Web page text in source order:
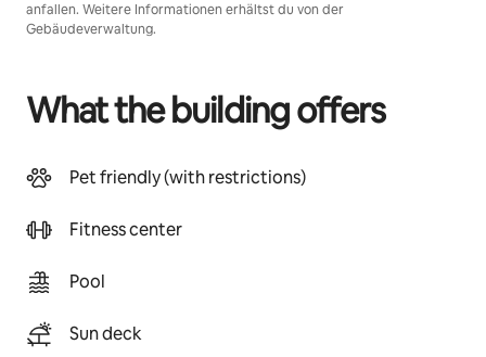
anfallen. Weitere Informationen erhältst du von der
Gebäudeverwaltung.
What the building offers
Pet friendly (with restrictions)
Fitness center
Pool
Sun deck